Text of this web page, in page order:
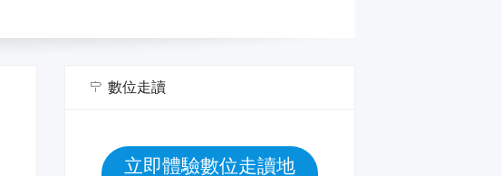
數位走讀
立即體驗數位走讀地